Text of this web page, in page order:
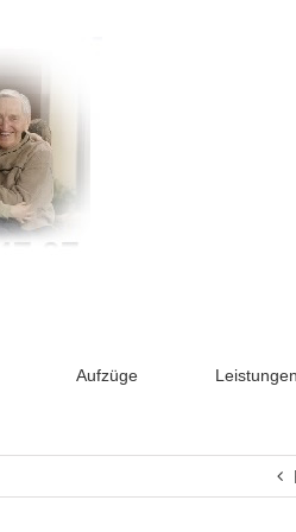
Aufzüge Leistungen